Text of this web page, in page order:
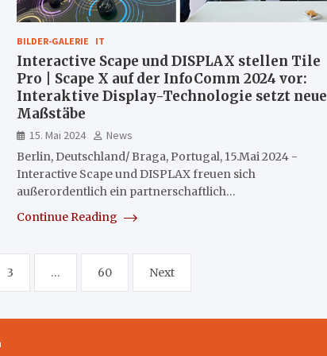
BILDER-GALERIE IT
Interactive Scape und DISPLAX stellen Tile
Pro | Scape X auf der InfoComm 2024 vor:
Interaktive Display-Technologie setzt neue
Maßstäbe
15. Mai 2024
News
Berlin, Deutschland/ Braga, Portugal, 15.Mai 2024 -
Interactive Scape und DISPLAX freuen sich
außerordentlich ein partnerschaftlich…
Continue Reading
3 … 60 Next